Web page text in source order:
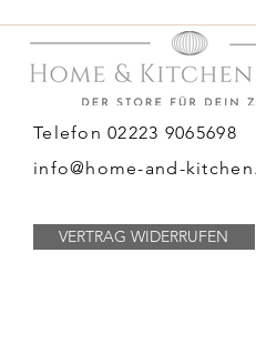
Telefon 02223 9065698
info@home-and-
VERTRAG WIDERRUFEN